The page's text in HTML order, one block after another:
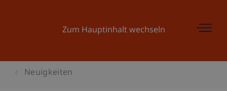
Zum Hauptinhalt wechseln
Neuigkeiten